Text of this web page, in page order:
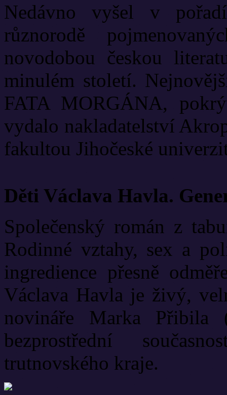
Nedávno vyšel v
různorodě
novodobou českou
minulém století.
FATA MORGÁNA,
vydalo nakladatelství
fakultou Jihočeské
Děti Václava Havla.
Společenský román z
Rodinné vztahy, sex a
ingredience přesně
Václava Havla je živý,
novináře Marka Přibila
bezprostřední
trutnovského kraje.